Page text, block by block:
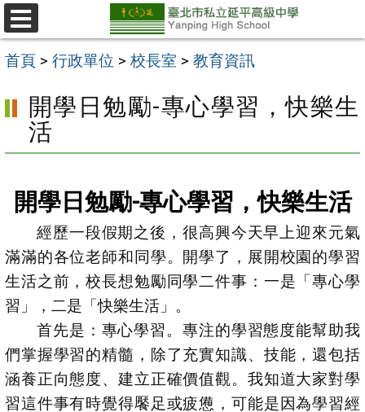
跳
至
主
區
選
單
首頁 > 行政單位 > 校長室 > 教育資訊
開學日勉勵-專心學習，快樂生
活
開學日勉勵-專心學習，快樂生活
經歷一段假期之後，很高興今天早上迎來元氣
滿滿的各位老師和同學。開學了，展開校園的學習
生活之前，校長想勉勵同學二件事：一是「專心學
習」，二是「快樂生活」。
首先是：專心學習。專注的學習態度能幫助我
們掌握學習的精髓，除了充實知識、技能，還包括
涵養正向態度、建立正確價值觀。我知道大家對學
習這件事有時覺得饜足或疲憊，可能是因為學習經